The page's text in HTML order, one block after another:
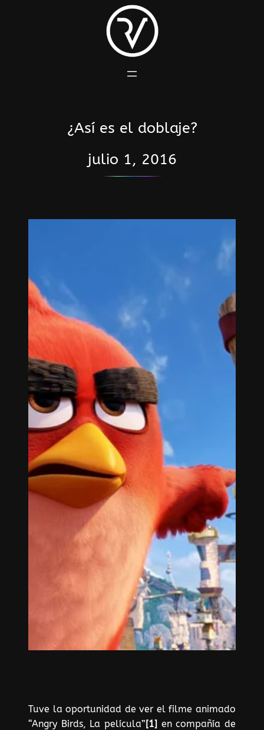
¿Así es el doblaje?
julio 1, 2016
Tuve la oportunidad de ver el filme animado
“Angry Birds, La película”[1] en compañía de